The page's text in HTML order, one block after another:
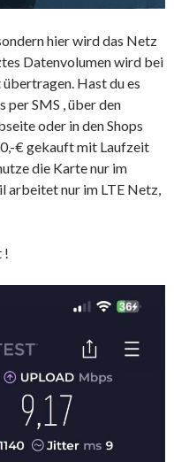
hier wird das Netz
Datenvolumen wird bei
Hast du es
SMS , über den
oder in den Shops
€ gekauft mit Laufzeit
die Karte nur im
arbeitet nur im LTE Netz,
!